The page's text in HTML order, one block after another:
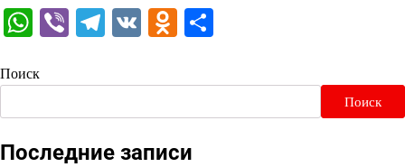
WhatsApp
ViberTelegram
VKOdnoklassniki
Поиск
Поиск
Последние записи